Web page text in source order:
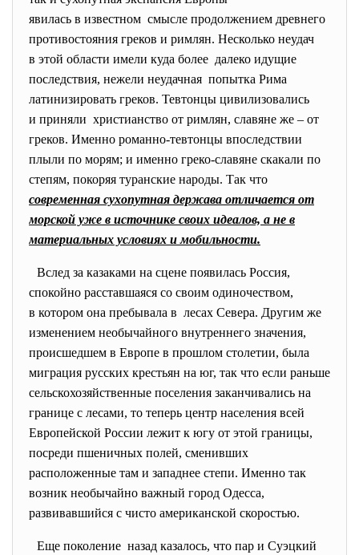
явилась в известном смысле продолжением древнего
противостояния греков и римлян. Несколько неудач
в этой области имели куда более далеко идущие
последствия, нежели неудачная попытка Рима
латинизировать греков. Тевтонцы цивилизовались
и приняли христианство от римлян, славяне же – от
греков. Именно романно-тевтонцы впоследствии
плыли по морям; и именно греко-славяне скакали по
степям, покоряя туранские народы. Так что
современная сухопутная держава отличается от
морской уже в источнике своих идеалов, а не в
материальных условиях и мобильности.
Вслед за казаками на сцене появилась Россия,
спокойно расставшаяся со своим одиночеством,
в котором она пребывала в лесах Севера. Другим же
изменением необычайного внутреннего значения,
происшедшем в Европе в прошлом столетии, была
миграция русских крестьян на юг, так что если раньше
сельскохозяйственные поселения заканчивались на
границе с лесами, то теперь центр населения всей
Европейской России лежит к югу от этой границы,
посреди пшеничных полей, сменивших
расположенные там и западнее степи. Именно так
возник необычайно важный город Одесса,
развивавшийся с чисто американской скоростью.
Еще поколение назад казалось, что пар и Суэцкий